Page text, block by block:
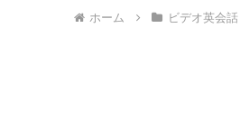
ホーム ビデオ英会話